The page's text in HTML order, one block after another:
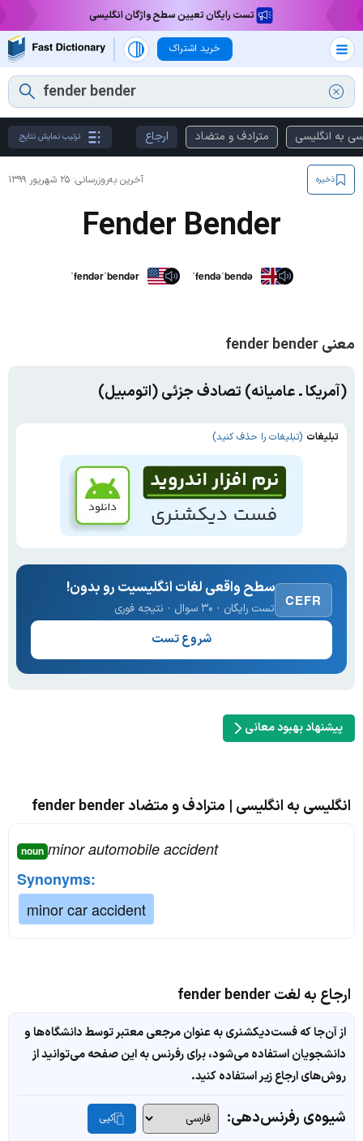
تست رایگان تعیین سطح واژگان انگلیسی
خرید اشتراک
به انگلیسی مترادف و متضاد ارجاع ترتیب نمایش نتایج
آخرین به‌روزرسانی: ۲۵ شهریور ۱۳۹۹ ذخیره
Fender Bender
ˈfendərˈbendər ˈfendəˈbendə
معنی fender bender
(آمریکا ـ عامیانه) تصادف جزئی (اتومبیل)
تبلیغات (تبلیغات را حذف کنید)
CEFR
سطح واقعی لغات انگلیسیت رو بدون!
تست رایگان · ۳۰ سوال · نتیجه فوری
شروع تست
پیشنهاد بهبود معانی
انگلیسی به انگلیسی | مترادف و متضاد fender bender
noun minor automobile accident
Synonyms:
minor car accident
ارجاع به لغت fender bender
از آن‌جا که فست‌دیکشنری به عنوان مرجعی معتبر توسط دانشگاه‌ها و
دانشجویان استفاده می‌شود، برای رفرنس به این صفحه می‌توانید از
روش‌های ارجاع زیر استفاده کنید.
شیوه‌ی رفرنس‌دهی: کپی